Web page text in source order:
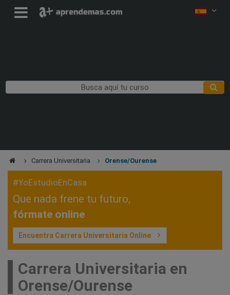
Carrera Universitaria Orense/Ourense
#YoEstudioEnCasa
Que nada frene tu futuro,
fórmate online
Encuentra Carrera Universitaria Online
Carrera Universitaria en
Orense/Ourense